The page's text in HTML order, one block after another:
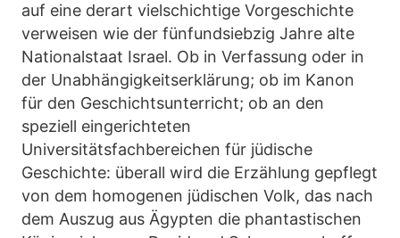
auf eine derart vielschichtige Vorgeschichte
verweisen wie der fünfundsiebzig Jahre alte
Nationalstaat Israel. Ob in Verfassung oder in
der Unabhängigkeitserklärung; ob im Kanon
für den Geschichtsunterricht; ob an den
speziell eingerichteten
Universitätsfachbereichen für jüdische
Geschichte: überall wird die Erzählung gepflegt
von dem homogenen jüdischen Volk, das nach
dem Auszug aus Ägypten die phantastischen